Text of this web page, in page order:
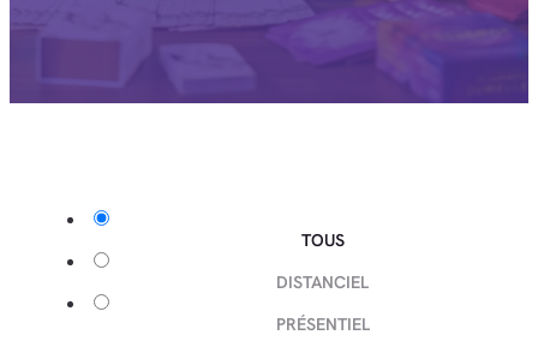
TOUS
DISTANCIEL
PRÉSENTIEL